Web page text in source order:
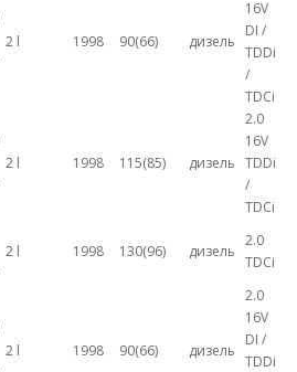
2 l 1998 90(66) дизель
16V
DI /
TDDi
/
TDCi
2 l 1998 115(85) дизель
2.0
16V
TDDi
/
TDCi
2 l 1998 130(96) дизель
2.0
TDCi
2 l 1998 90(66) дизель
2.0
16V
DI /
TDDi